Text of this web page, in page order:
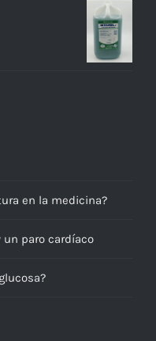
en la medicina?
paro cardíaco